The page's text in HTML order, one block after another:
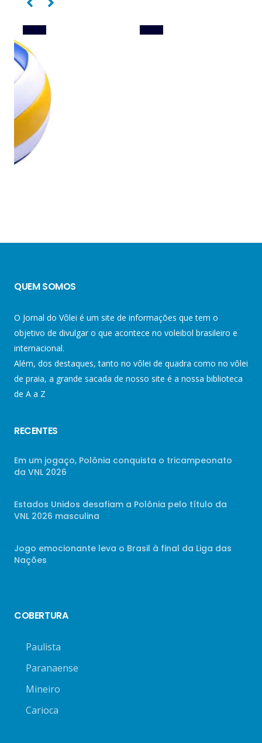
QUEM SOMOS
O Jornal do Vôlei é um site de informações que tem o
objetivo de divulgar o que acontece no voleibol brasileiro e
internacional.
Além, dos destaques, tanto no vôlei de quadra como no vôlei
de praia, a grande sacada de nosso site é a nossa biblioteca
de A a Z
RECENTES
Em um jogaço, Polônia conquista o tricampeonato
da VNL 2026
Estados Unidos desafiam a Polônia pelo título da
VNL 2026 masculina
Jogo emocionante leva o Brasil à final da Liga das
Nações
COBERTURA
Paulista
Paranaense
Mineiro
Carioca